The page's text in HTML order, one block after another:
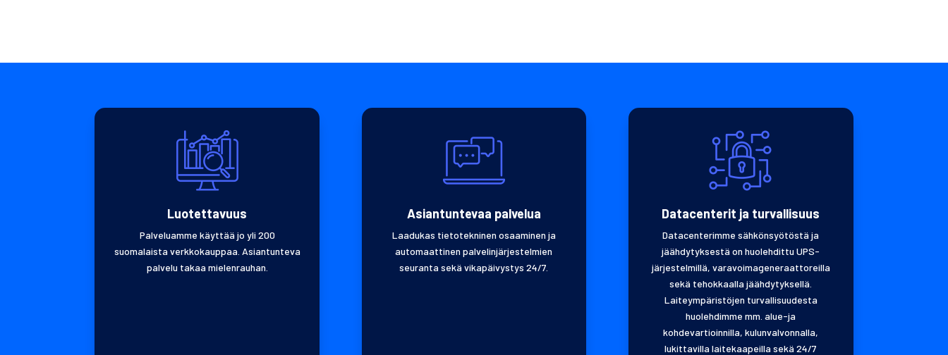
Luotettavuus
Palveluamme käyttää jo yli 200
suomalaista verkkokauppaa. Asiantunteva
palvelu takaa mielenrauhan.
Asiantuntevaa palvelua
Laadukas tietotekninen osaaminen ja
automaattinen palvelinjärjestelmien
seuranta sekä vikapäivystys 24/7.
Datacenterit ja turvallisuus
Datacenterimme sähkönsyötöstä ja
jäähdytyksestä on huolehdittu UPS-
järjestelmillä, varavoimageneraattoreilla
sekä tehokkaalla jäähdytyksellä.
Laiteympäristöjen turvallisuudesta
huolehdimme mm. alue-ja
kohdevartioinnilla, kulunvalvonnalla,
lukittavilla laitekaapeilla sekä 24/7